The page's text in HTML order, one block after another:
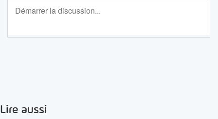
Lire aussi